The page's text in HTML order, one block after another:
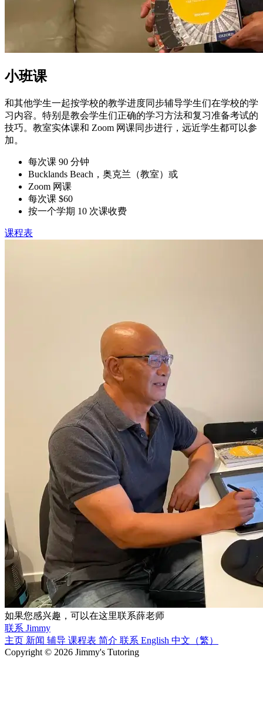
小班课
和其他学生一起按学校的教学进度同步辅导学生们在学校的学
习内容。特别是教会学生们正确的学习方法和复习准备考试的
技巧。教室实体课和 Zoom 网课同步进行，远近学生都可以参
加。
每次课 90 分钟
Bucklands Beach，奥克兰（教室）或
Zoom 网课
每次课 $60
按一个学期 10 次课收费
课程表
如果您感兴趣，可以在这里联系薛老师
联系 Jimmy
主页 新闻 辅导 课程表 简介 联系 English 中文（繁）
Copyright © 2026 Jimmy's Tutoring